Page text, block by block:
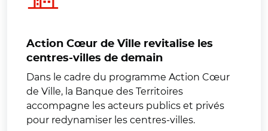
Action Cœur de Ville revitalise les
centres-villes de demain
Dans le cadre du programme Action Cœur
de Ville, la Banque des Territoires
accompagne les acteurs publics et privés
pour redynamiser les centres-villes.